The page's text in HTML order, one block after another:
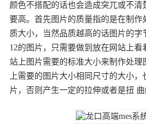
颜色不搭配的话也会造成突兀或不
要高。首先图片的质量指的是在制作
质大小，当然品质越高的话图片的
12的图片，只需要做到放在网站上看
站上图片需要的标准大小来制作处
上需要的图片大小相同尺寸的大小
片，否则产生一定的拉伸或者是扭 曲